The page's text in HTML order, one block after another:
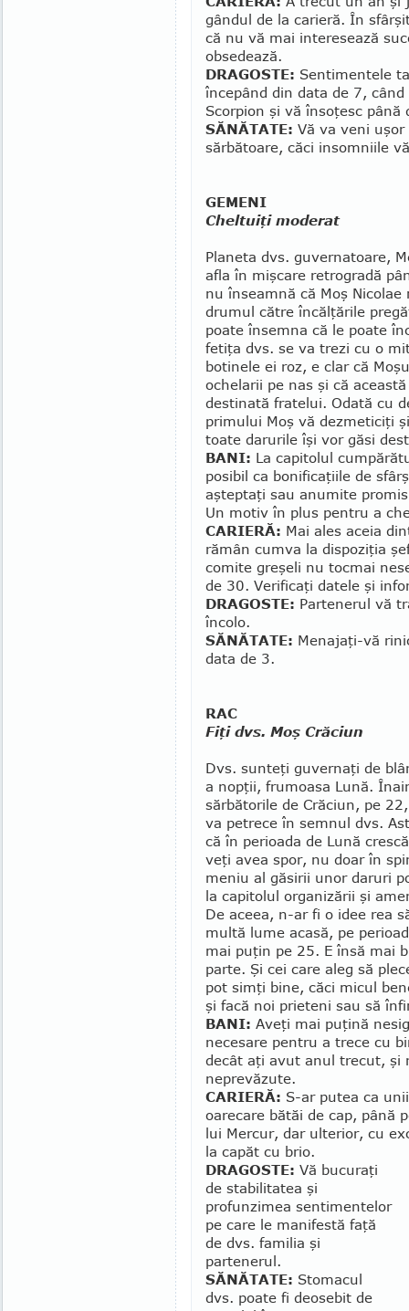
gândul de la carieră. În
că nu vă mai interesează
obsedează.
DRAGOSTE: Sentimentele
începând din data de 7,
Scorpion şi vă însoţesc până
SĂNĂTATE: Vă va veni
sărbătoare, căci insomniile
GEMENI
Cheltuiţi moderat
Planeta dvs. guvernatoare,
afla în mişcare re­trogradă
nu în­seam­nă că Moş Nicolae
drumul către încălţă­ri­le
poate în­semna că le poate
fetiţa dvs. se va trezi cu o
botinele ei roz, e clar că
ochelarii pe nas şi că
destinată fratelui. Odată cu
primului Moş vă dezmeticiţi
toate darurile îşi vor găsi
BANI: La capitolul
posibil ca bonificaţiile de
aşteptaţi sau anumite
Un mo­tiv în plus pentru a
CARIERĂ: Mai ales aceia
rămân cumva la dis­poziţia
comite greşeli nu tocmai
de 30. Ve­rificaţi datele şi
DRAGOSTE: Partenerul vă
încolo.
SĂNĂTATE: Menajaţi-vă
data de 3.
RAC
Fiţi dvs. Moş Crăciun
Dvs. sunteţi guvernaţi de
a nopţii, fru­moa­­­sa Lună.
sărbătorile de Crăciun, pe
va pe­trece în semnul dvs.
că în perioada de Lună
veţi avea spor, nu doar în
meniu al găsirii unor da­ruri
la capito­lul organi­zării şi
De aceea, n-ar fi o idee rea
multă lume aca­să, pe
mai puţin pe 25. E însă mai
parte. Şi cei care aleg să
pot simţi bine, căci mi­­cul
şi facă noi prieteni sau să
BANI: Aveţi mai puţină
necesare pentru a trece cu
decât aţi avut anul trecut, şi
neprevăzute.
CARIERĂ: S-ar putea ca
oarecare bătăi de cap, pâ­nă
lui Mercur, dar ul­terior, cu
la capăt cu brio.
DRAGOSTE: Vă bucuraţi
de stabilitatea şi
profunzimea sentimentelor
pe care le manifestă faţă
de dvs. familia şi
partenerul.
SĂNĂTATE: Stomacul
dvs. poa­te fi deosebit de